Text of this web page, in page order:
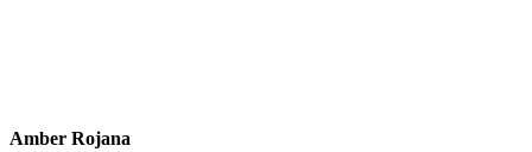
Amber Rojana